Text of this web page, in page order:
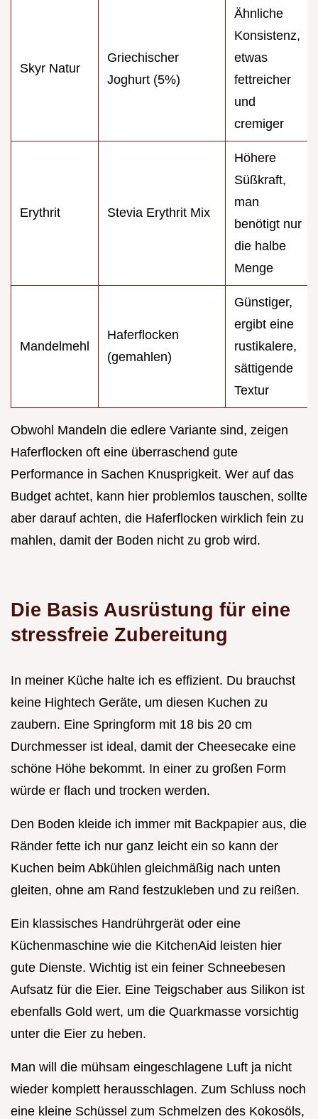
Skyr Natur
Griechischer
Joghurt (5%)
Ähnliche
Konsistenz,
etwas
fettreicher
und
cremiger
Erythrit Stevia Erythrit Mix
Höhere
Süßkraft,
man
benötigt nur
die halbe
Menge
Mandelmehl
Haferflocken
(gemahlen)
Günstiger,
ergibt eine
rustikalere,
sättigende
Textur
Obwohl Mandeln die edlere Variante sind, zeigen
Haferflocken oft eine überraschend gute
Performance in Sachen Knusprigkeit. Wer auf das
Budget achtet, kann hier problemlos tauschen, sollte
aber darauf achten, die Haferflocken wirklich fein zu
mahlen, damit der Boden nicht zu grob wird.
Die Basis Ausrüstung für eine
stressfreie Zubereitung
In meiner Küche halte ich es effizient. Du brauchst
keine Hightech Geräte, um diesen Kuchen zu
zaubern. Eine Springform mit 18 bis 20 cm
Durchmesser ist ideal, damit der Cheesecake eine
schöne Höhe bekommt. In einer zu großen Form
würde er flach und trocken werden.
Den Boden kleide ich immer mit Backpapier aus, die
Ränder fette ich nur ganz leicht ein so kann der
Kuchen beim Abkühlen gleichmäßig nach unten
gleiten, ohne am Rand festzukleben und zu reißen.
Ein klassisches Handrührgerät oder eine
Küchenmaschine wie die KitchenAid leisten hier
gute Dienste. Wichtig ist ein feiner Schneebesen
Aufsatz für die Eier. Eine Teigschaber aus Silikon ist
ebenfalls Gold wert, um die Quarkmasse vorsichtig
unter die Eier zu heben.
Man will die mühsam eingeschlagene Luft ja nicht
wieder komplett herausschlagen. Zum Schluss noch
eine kleine Schüssel zum Schmelzen des Kokosöls,